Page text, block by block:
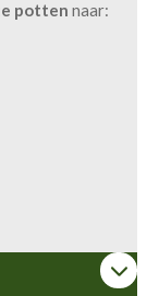
potten naar: